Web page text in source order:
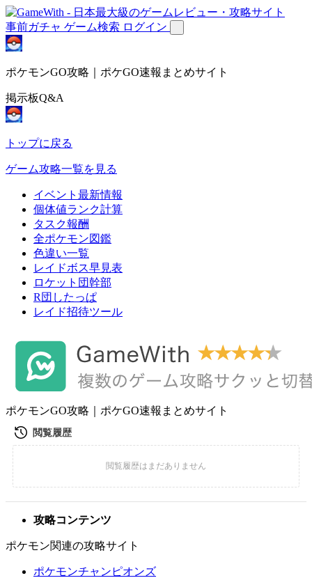
事前ガチャ ゲーム検索 ログイン
ポケモンGO攻略｜ポケGO速報まとめサイト
掲示板Q&A
トップに戻る
ゲーム攻略一覧を見る
イベント最新情報
個体値ランク計算
タスク報酬
全ポケモン図鑑
色違い一覧
レイドボス早見表
ロケット団幹部
R団したっぱ
レイド招待ツール
ポケモンGO攻略｜ポケGO速報まとめサイト
攻略コンテンツ
ポケモン関連の攻略サイト
ポケモンチャンピオンズ